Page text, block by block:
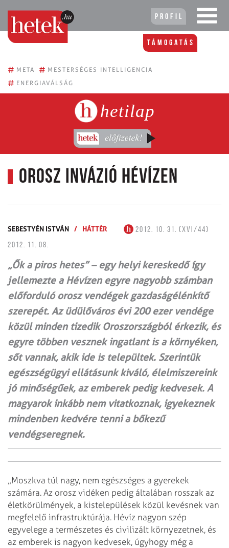
Profil
Támogatás
# META # MESTERSÉGES INTELLIGENCIA
# ENERGIAVÁLSÁG
hetilap
Orosz invázió Hévízen
SEBESTYÉN ISTVÁN / HÁTTÉR
2012. 10. 31. (XVI/44)
2012. 11. 08.
„Ők a piros hetes” – egy helyi kereskedő így
jellemezte a Hévízen egyre nagyobb számban
előforduló orosz vendégek gazdaságélénkítő
szerepét. Az üdülőváros évi 200 ezer vendége
közül minden tizedik Oroszországból érkezik, és
egyre többen vesznek ingatlant is a környé­ken,
sőt vannak, akik ide is települtek. Szerintük
egészségügyi ellátásunk kiváló, élelmiszereink
jó minőségűek, az emberek pedig kedvesek. A
magyarok inkább nem vitatkoznak, igyekeznek
mindenben kedvére tenni a bőkezű
vendégseregnek.
„Moszkva túl nagy, nem egészséges a gyerekek
számára. Az orosz vidéken pedig általában rosszak az
életkörülmények, a kistelepülések közül kevésnek van
megfelelő infrastruktúrája. Hévíz nagyon szép
egyvelege a természetes és civilizált környezetnek, és
az emberek is nagyon kedvesek, úgyhogy még a